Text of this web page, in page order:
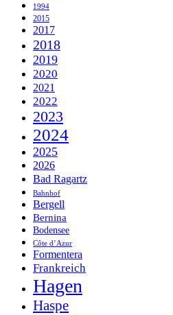
1994
2015
2017
2018
2019
2020
2021
2022
2023
2024
2025
2026
Bad Ragartz
Bahnhof
Bergell
Bernina
Bodensee
Côte d’Azur
Formentera
Frankreich
Hagen
Haspe